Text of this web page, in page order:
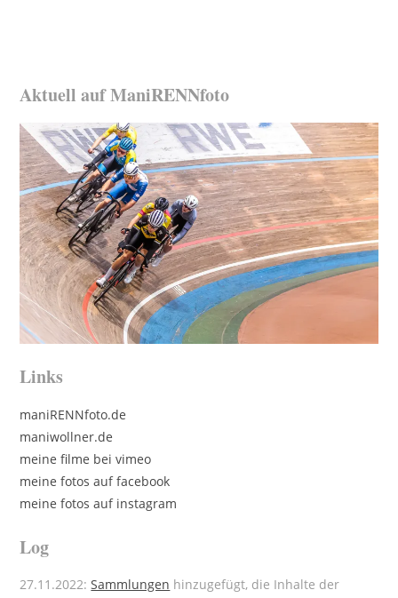
Aktuell auf ManiRENNfoto
Links
maniRENNfoto.de
maniwollner.de
meine filme bei vimeo
meine fotos auf facebook
meine fotos auf instagram
Log
27.11.2022:Sammlungen hinzugefügt, die Inhalte der